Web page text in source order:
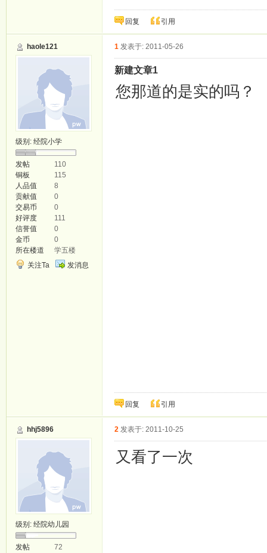
回复 引用
haole121
级别: 经院小学
发帖
110
铜板
115
人品值
8
贡献值
0
交易币
0
好评度
111
信誉值
0
金币
0
所在楼道
学五楼
关注Ta
发消息
1 发表于: 2011-05-26
新建文章1
您那道的是实的吗？
回复 引用
hhj5896
级别: 经院幼儿园
发帖
72
2 发表于: 2011-10-25
又看了一次